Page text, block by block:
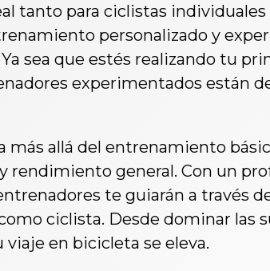
tanto para ciclistas
personalizado y
sea que estés realizando tu
experimentados están
más allá del entrenamiento
rendimiento general. Con un
te guiarán a través
ciclista. Desde dominar las
en bicicleta se eleva.